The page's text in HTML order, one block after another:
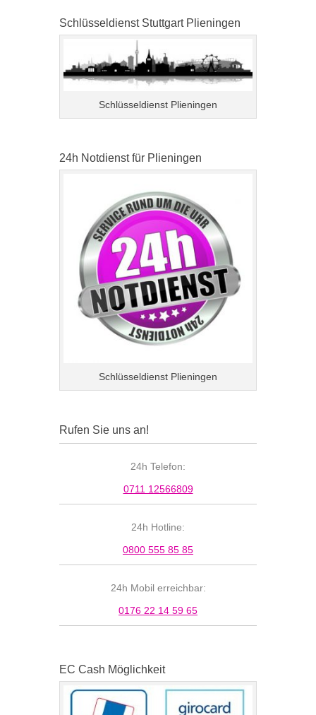
Schlüsseldienst Stuttgart Plieningen
Schlüsseldienst Plieningen
24h Notdienst für Plieningen
Schlüsseldienst Plieningen
Rufen Sie uns an!
24h Telefon:
0711 12566809
24h Hotline:
0800 555 85 85
24h Mobil erreichbar:
0176 22 14 59 65
EC Cash Möglichkeit